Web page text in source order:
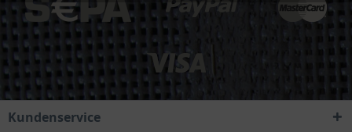
Kundenservice